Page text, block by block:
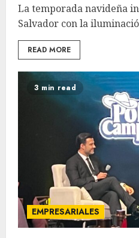
La temporada navideña
Salvador con la
READ MORE
3 min read
EMPRESARIALES